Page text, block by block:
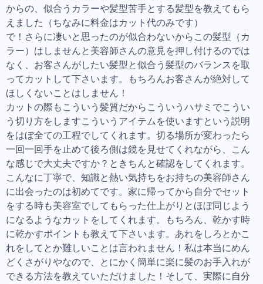
からの、似合うカラーや髪型苦手とする髪型を教えてもら
えました（ちなみに料金はカット代のみです）
で！さらに凄いと思ったのが似合わないからこの髪型（カ
ラー）はしませんと美容師さんの意見を押し付けるのでは
なく、お客さんがしたい髪型と似合う髪型のバランスを取
ってカットして下さいます。もちろんお客さんが絶対して
ほしくないことはしません！
カットの際もこういう髪質だからこういうハサミでこうい
う切り方をしますこういうアイテムを使いますという説明
をはぼ全ての工程でしてくれます。切る場所が変わったら
一回一回手を止めて後ろ側は鏡を見せてくれながら、こん
な感じで大丈夫ですか？ときちんと確認をしてくれます。
こんなに丁寧で、知識と熱い気持ちをお持ちの美容師さん
に出会ったのは初めてです。家に帰ってから自分でセット
をする時も美容室でしてもらった仕上がりとほぼ同じよう
になるようなカットをしてくれます。もちろん、乾かす時
に乾かすポイントも教えて下さいます。あれをしろとかこ
れをしてとか難しいことは言われません！私は本当にめん
どくさがりやなので、とにかく簡単に楽に髪のお手入れが
できる方法を教えていただけました！そして、実際に自分